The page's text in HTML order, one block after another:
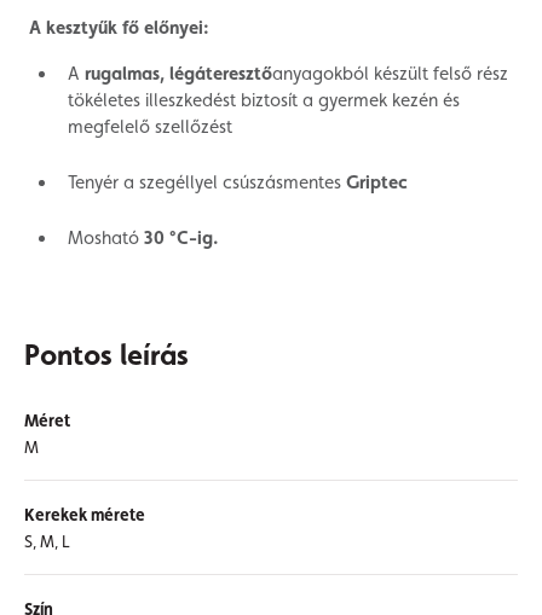
A kesztyűk fő előnyei:
A rugalmas, légáteresztőanyagokból készült felső rész
tökéletes illeszkedést biztosít a gyermek kezén és
megfelelő szellőzést
Tenyér a szegéllyel csúszásmentes Griptec
Mosható 30 °C-ig.
Pontos leírás
Méret
M
Kerekek mérete
S, M, L
Szín